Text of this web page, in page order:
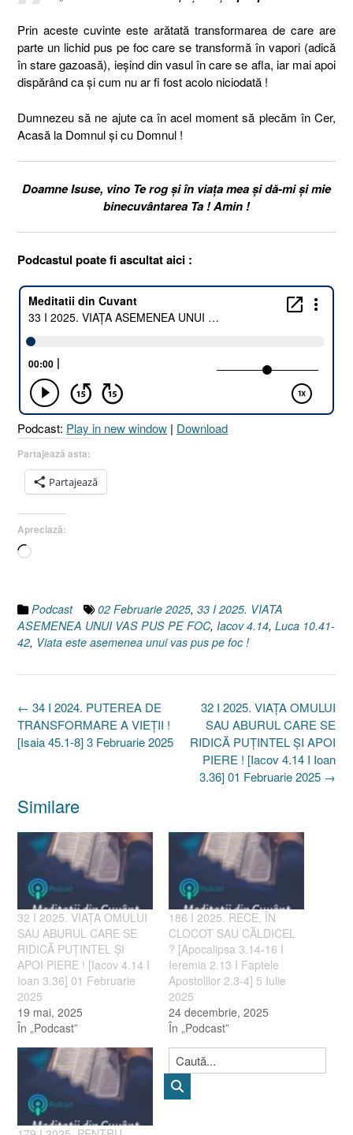
Prin aceste cuvinte este arătată transformarea de care are
parte un lichid pus pe foc care se transformă în vapori (adică
în stare gazoasă), ieșind din vasul în care se afla, iar mai apoi
dispărând ca și cum nu ar fi fost acolo niciodată !
Dumnezeu să ne ajute ca în acel moment să plecăm în Cer,
Acasă la Domnul și cu Domnul !
Doamne Isuse, vino Te rog și în viața mea și dă-mi și mie
binecuvântarea Ta ! Amin !
Podcastul poate fi ascultat aici :
Podcast: Play in new window | Download
Partajează asta:
Partajează
Apreciază:
Încarc...
Podcast 02 Februarie 2025, 33 I 2025. VIATA
ASEMENEA UNUI VAS PUS PE FOC, Iacov 4.14, Luca 10.41-
42, Viata este asemenea unui vas pus pe foc !
Post
navigation
32 I 2025. VIAȚA OMULUI
SAU ABURUL CARE SE
RIDICĂ PUȚINTEL ȘI APOI
PIERE ! [Iacov 4.14 I Ioan
3.36] 01 Februarie 2025 →
← 34 I 2024. PUTEREA DE
TRANSFORMARE A VIEȚII !
[Isaia 45.1-8] 3 Februarie 2025
Similare
32 I 2025. VIAȚA OMULUI
SAU ABURUL CARE SE
RIDICĂ PUȚINTEL ȘI
APOI PIERE ! [Iacov 4.14 I
Ioan 3.36] 01 Februarie
2025
19 mai, 2025
În „Podcast”
186 I 2025. RECE, ÎN
CLOCOT SAU CĂLDICEL
? [Apocalipsa 3.14-16 I
Ieremia 2.13 I Faptele
Apostolilor 2.3-4] 5 Iulie
2025
24 decembrie, 2025
În „Podcast”